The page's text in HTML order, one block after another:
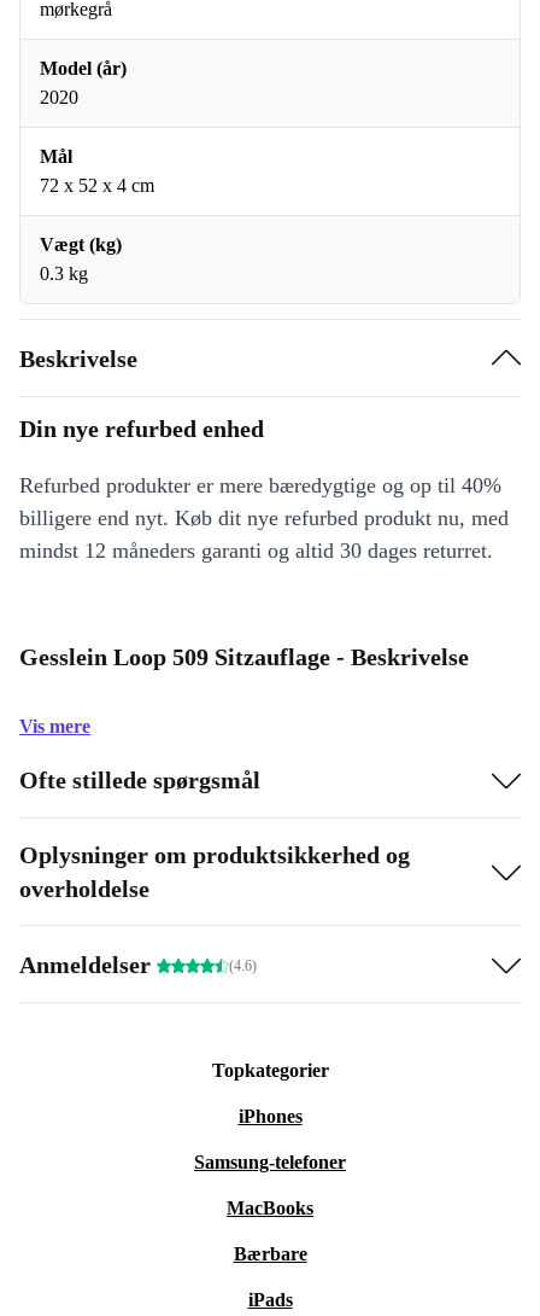
mørkegrå
Model (år)
2020
Mål
72 x 52 x 4 cm
Vægt (kg)
0.3 kg
Beskrivelse
Din nye refurbed enhed
Refurbed produkter er mere bæredygtige og op til 40%
billigere end nyt. Køb dit nye refurbed produkt nu, med
mindst 12 måneders garanti og altid 30 dages returret.
Gesslein Loop 509 Sitzauflage - Beskrivelse
Vis mere
Ofte stillede spørgsmål
Oplysninger om produktsikkerhed og
overholdelse
Anmeldelser (4.6)
Topkategorier
iPhones
Samsung-telefoner
MacBooks
Bærbare
iPads